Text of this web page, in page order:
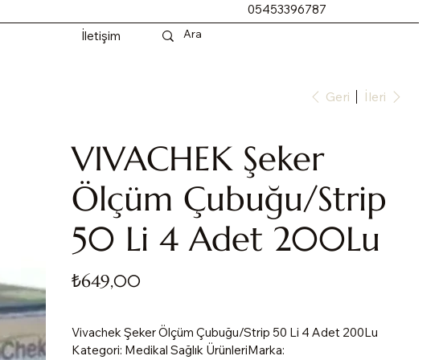
05453396787
İletişim
Geri İleri
VIVACHEK Şeker
Ölçüm Çubuğu/Strip
50 Li 4 Adet 200Lu
Fiyat
₺649,00
Vivachek Şeker Ölçüm Çubuğu/Strip 50 Li 4 Adet 200Lu
Kategori: Medikal Sağlık ÜrünleriMarka: